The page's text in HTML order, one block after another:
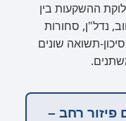
ההשקעות בין
נדל"ן, סחורות
תשואה שונים
רחב –